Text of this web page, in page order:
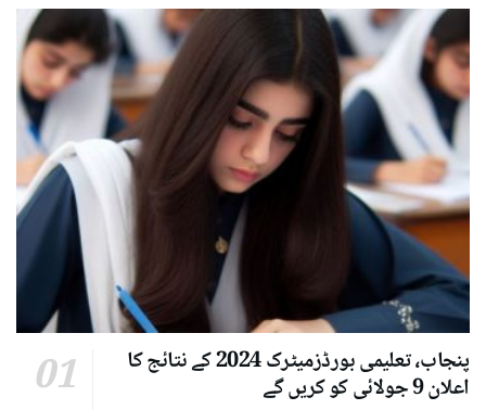
پنجاب، تعلیمی بورڈزمیٹرک 2024 کے نتائج کا
اعلان 9 جولائی کو کریں گے